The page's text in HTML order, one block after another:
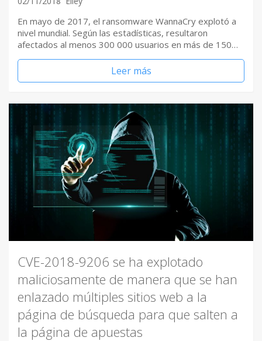
En mayo de 2017, el ransomware WannaCry explotó a
nivel mundial. Según las estadísticas, resultaron
afectados al menos 300 000 usuarios en más de 150…
Leer más
CVE-2018-9206 se ha explotado
maliciosamente de manera que se han
enlazado múltiples sitios web a la
página de búsqueda para que salten a
la página de apuestas